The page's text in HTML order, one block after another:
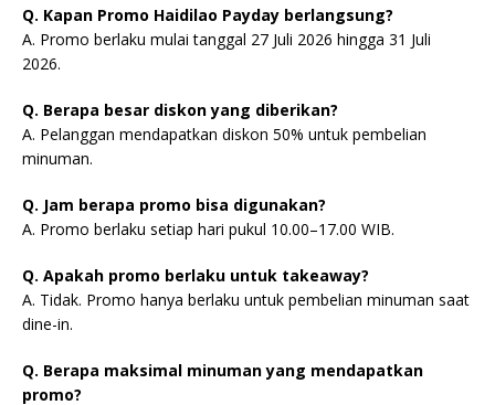
Q. Kapan Promo Haidilao Payday berlangsung?
A. Promo berlaku mulai tanggal 27 Juli 2026 hingga 31 Juli
2026.
Q. Berapa besar diskon yang diberikan?
A. Pelanggan mendapatkan diskon 50% untuk pembelian
minuman.
Q. Jam berapa promo bisa digunakan?
A. Promo berlaku setiap hari pukul 10.00–17.00 WIB.
Q. Apakah promo berlaku untuk takeaway?
A. Tidak. Promo hanya berlaku untuk pembelian minuman saat
dine-in.
Q. Berapa maksimal minuman yang mendapatkan
promo?